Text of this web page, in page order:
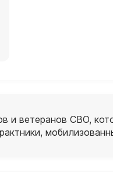
и ветеранов СВО,